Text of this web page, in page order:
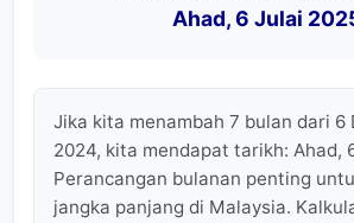
Ahad, 6 Julai
Jika kita menambah 7 bulan dari 6
2024, kita mendapat tarikh: Ahad,
Perancangan bulanan penting
jangka panjang di Malaysia.